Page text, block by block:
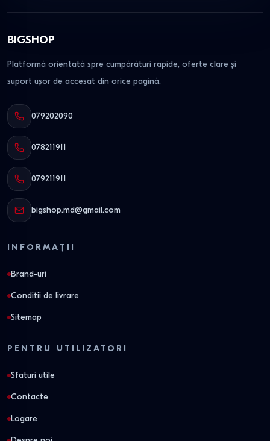
BIGSHOP
Platformă orientată spre cumpărături rapide, oferte clare și
suport ușor de accesat din orice pagină.
079202090
078211911
079211911
bigshop.md@gmail.com
INFORMAȚII
Brand-uri
Conditii de livrare
Sitemap
PENTRU UTILIZATORI
Sfaturi utile
Contacte
Logare